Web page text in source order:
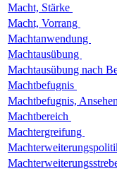
Macht, Stärke
Macht, Vorrang
Machtanwendung
Machtausübung
Machtausübung nach
Machtbefugnis
Machtbefugnis, Ansehen
Machtbereich
Machtergreifung